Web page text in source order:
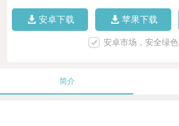
安卓下载 苹果下载
安卓市场，安全绿色
简介